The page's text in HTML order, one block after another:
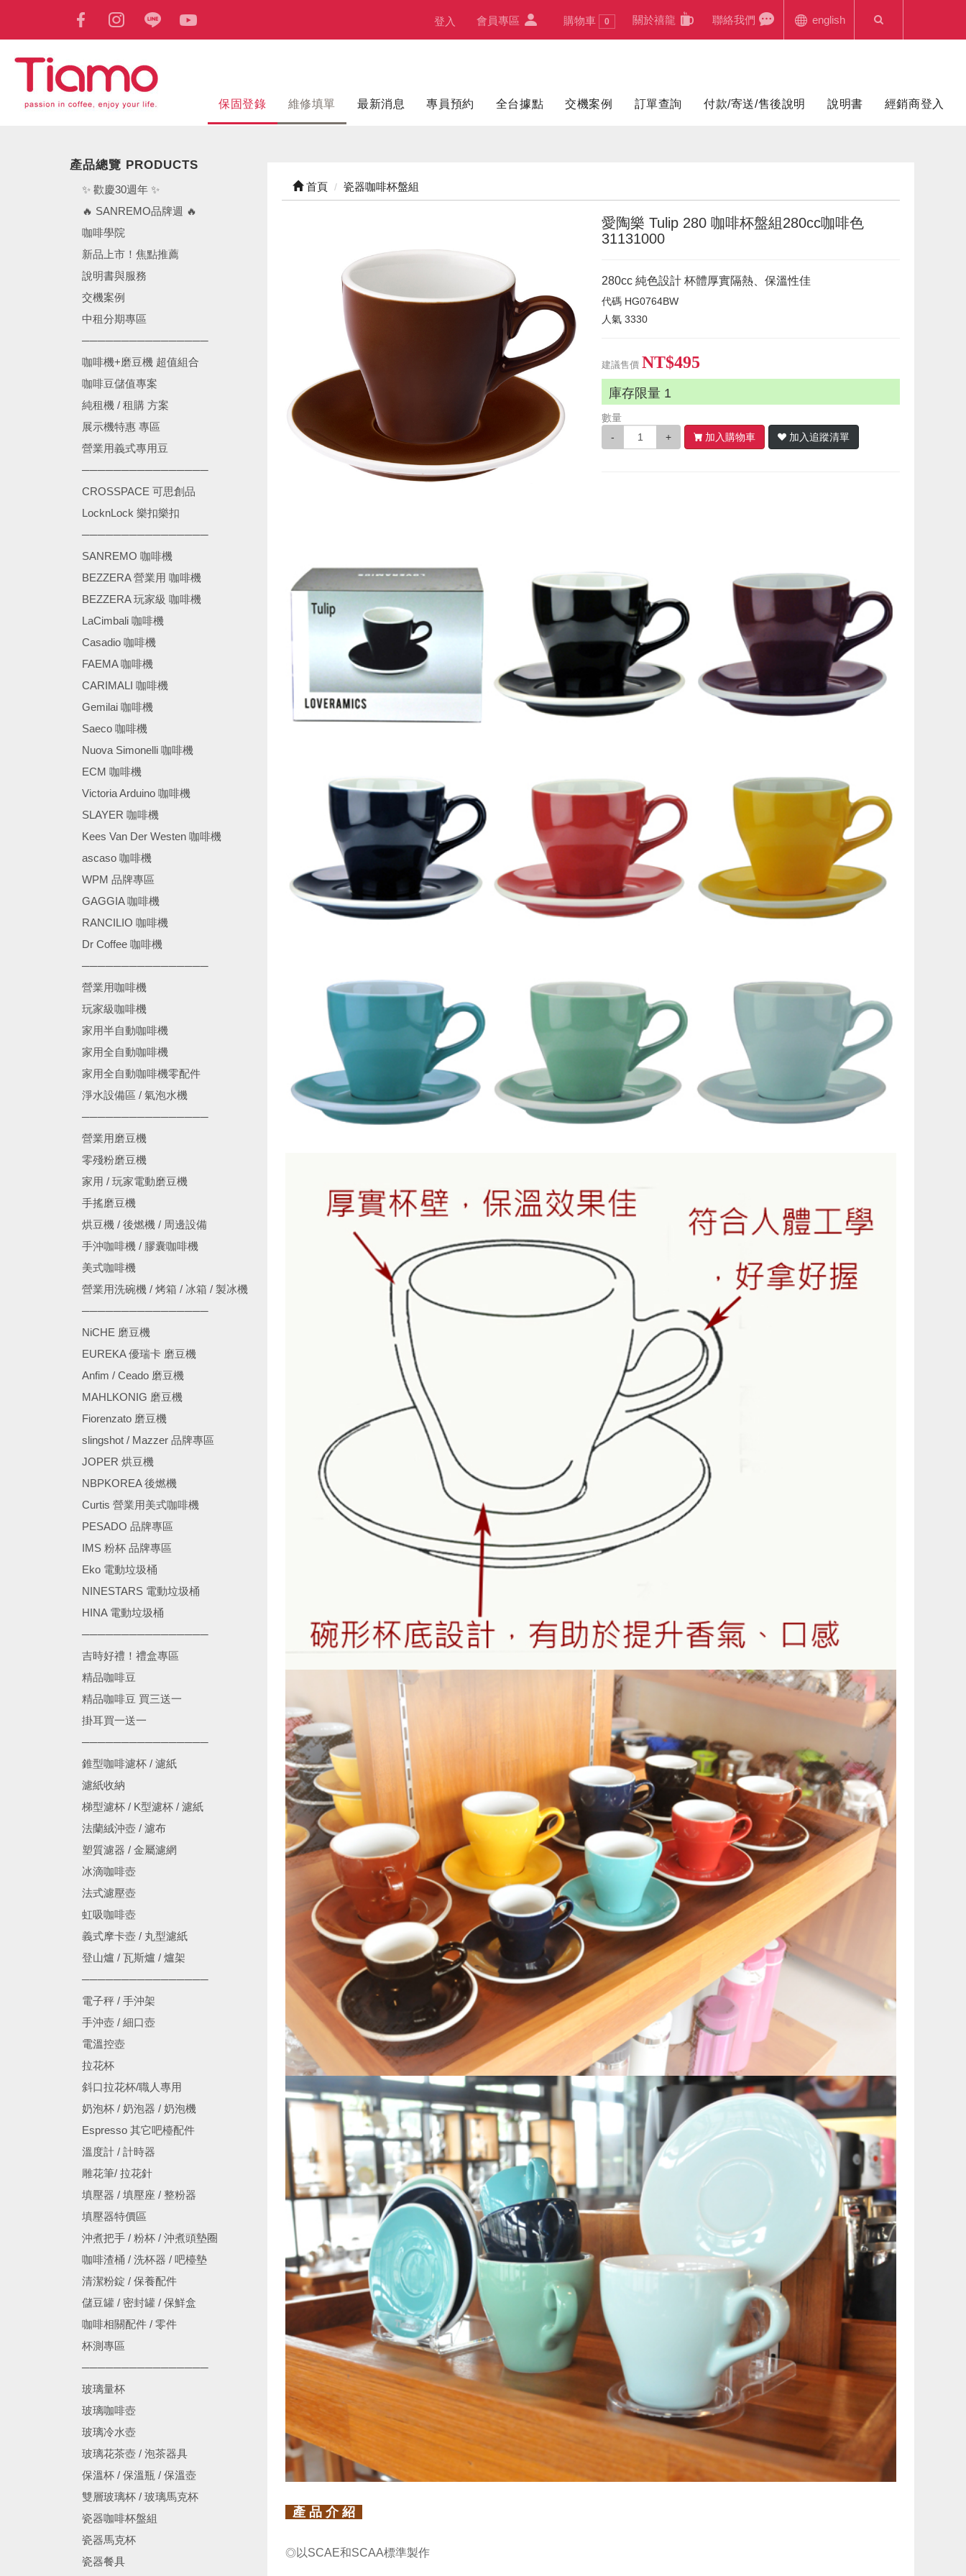
登入 會員專區 購物車 0 關於禧龍 聯絡我們 english
保固登錄 維修填單 最新消息 專員預約 全台據點 交機案例 訂單查詢 付款/寄送/售後說明 說明書 經銷商登入
產品總覽 PRODUCTS
✨ 歡慶30週年 ✨
🔥 SANREMO品牌週 🔥
咖啡學院
新品上市！焦點推薦
說明書與服務
交機案例
中租分期專區
────────────────
咖啡機+磨豆機 超值組合
咖啡豆儲值專案
純租機 / 租購 方案
展示機特惠 專區
營業用義式專用豆
────────────────
CROSSPACE 可思創品
LocknLock 樂扣樂扣
────────────────
SANREMO 咖啡機
BEZZERA 營業用 咖啡機
BEZZERA 玩家級 咖啡機
LaCimbali 咖啡機
Casadio 咖啡機
FAEMA 咖啡機
CARIMALI 咖啡機
Gemilai 咖啡機
Saeco 咖啡機
Nuova Simonelli 咖啡機
ECM 咖啡機
Victoria Arduino 咖啡機
SLAYER 咖啡機
Kees Van Der Westen 咖啡機
ascaso 咖啡機
WPM 品牌專區
GAGGIA 咖啡機
RANCILIO 咖啡機
Dr Coffee 咖啡機
────────────────
營業用咖啡機
玩家級咖啡機
家用半自動咖啡機
家用全自動咖啡機
家用全自動咖啡機零配件
淨水設備區 / 氣泡水機
────────────────
營業用磨豆機
零殘粉磨豆機
家用 / 玩家電動磨豆機
手搖磨豆機
烘豆機 / 後燃機 / 周邊設備
手沖咖啡機 / 膠囊咖啡機
美式咖啡機
營業用洗碗機 / 烤箱 / 冰箱 / 製冰機
────────────────
NiCHE 磨豆機
EUREKA 優瑞卡 磨豆機
Anfim / Ceado 磨豆機
MAHLKONIG 磨豆機
Fiorenzato 磨豆機
slingshot / Mazzer 品牌專區
JOPER 烘豆機
NBPKOREA 後燃機
Curtis 營業用美式咖啡機
PESADO 品牌專區
IMS 粉杯 品牌專區
Eko 電動垃圾桶
NINESTARS 電動垃圾桶
HINA 電動垃圾桶
────────────────
吉時好禮！禮盒專區
精品咖啡豆
精品咖啡豆 買三送一
掛耳買一送一
────────────────
錐型咖啡濾杯 / 濾紙
濾紙收納
梯型濾杯 / K型濾杯 / 濾紙
法蘭絨沖壺 / 濾布
塑質濾器 / 金屬濾網
冰滴咖啡壺
法式濾壓壺
虹吸咖啡壺
義式摩卡壺 / 丸型濾紙
登山爐 / 瓦斯爐 / 爐架
────────────────
電子秤 / 手沖架
手沖壺 / 細口壺
電溫控壺
拉花杯
斜口拉花杯/職人專用
奶泡杯 / 奶泡器 / 奶泡機
Espresso 其它吧檯配件
溫度計 / 計時器
雕花筆/ 拉花針
填壓器 / 填壓座 / 整粉器
填壓器特價區
沖煮把手 / 粉杯 / 沖煮頭墊圈
咖啡渣桶 / 洗杯器 / 吧檯墊
清潔粉錠 / 保養配件
儲豆罐 / 密封罐 / 保鮮盒
咖啡相關配件 / 零件
杯測專區
────────────────
玻璃量杯
玻璃咖啡壺
玻璃冷水壺
玻璃花茶壺 / 泡茶器具
保溫杯 / 保溫瓶 / 保溫壺
雙層玻璃杯 / 玻璃馬克杯
瓷器咖啡杯盤組
瓷器馬克杯
瓷器餐具
首頁 瓷器咖啡杯盤組
愛陶樂 Tulip 280 咖啡杯盤組280cc咖啡色
31131000
280cc 純色設計 杯體厚實隔熱、保溫性佳
代碼 HG0764BW
人氣 3330
建議售價 NT$495
庫存限量 1
數量
-
+ 加入購物車 加入追蹤清單
產 品 介 紹
◎以SCAE和SCAA標準製作